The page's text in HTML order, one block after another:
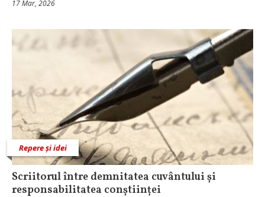
17 Mar, 2026
Repere și idei
Scriitorul între demnitatea cuvântului și
responsabilitatea conștiinței